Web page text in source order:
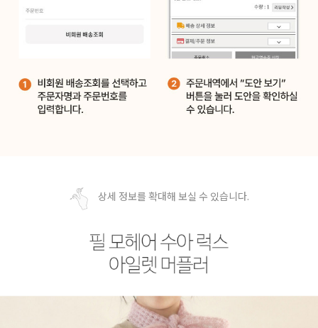
상세 정보를 확대해 보실 수 있습니다.